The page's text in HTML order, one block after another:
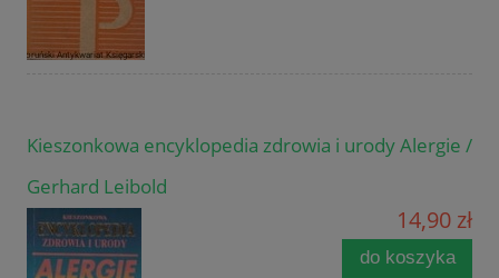
Kieszonkowa encyklopedia zdrowia i urody Alergie /
Gerhard Leibold
14,90 zł
do koszyka